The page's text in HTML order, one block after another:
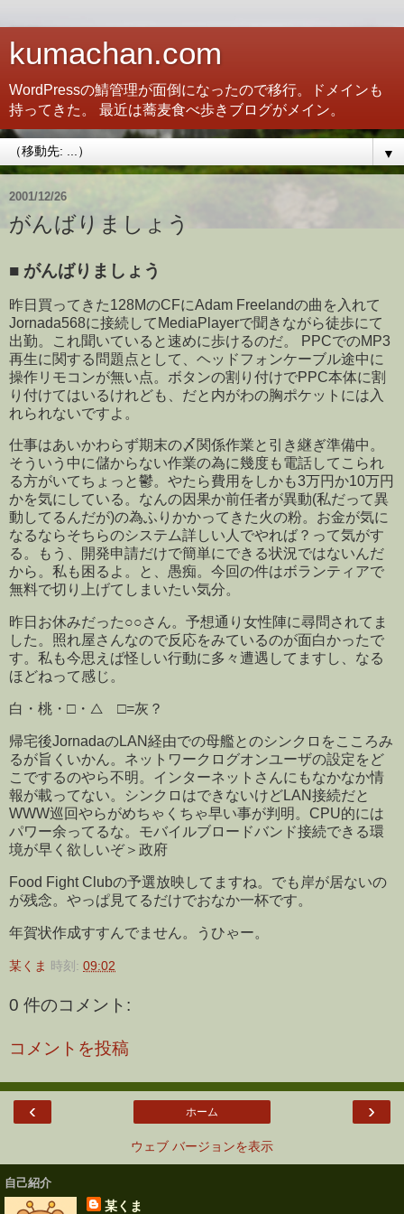
kumachan.com
WordPressの鯖管理が面倒になったので移行。ドメインも
持ってきた。 最近は蕎麦食べ歩きブログがメイン。
▼
2001/12/26
がんばりましょう
■ がんばりましょう
昨日買ってきた128MのCFにAdam Freelandの曲を入れて
Jornada568に接続してMediaPlayerで聞きながら徒歩にて
出勤。これ聞いていると速めに歩けるのだ。 PPCでのMP3
再生に関する問題点として、ヘッドフォンケーブル途中に
操作リモコンが無い点。ボタンの割り付けでPPC本体に割
り付けてはいるけれども、だと内がわの胸ポケットには入
れられないですよ。
仕事はあいかわらず期末の〆関係作業と引き継ぎ準備中。
そういう中に儲からない作業の為に幾度も電話してこられ
る方がいてちょっと鬱。やたら費用をしかも3万円か10万円
かを気にしている。なんの因果か前任者が異動(私だって異
動してるんだが)の為ふりかかってきた火の粉。お金が気に
なるならそちらのシステム詳しい人でやれば？って気がす
る。もう、開発申請だけで簡単にできる状況ではないんだ
から。私も困るよ。と、愚痴。今回の件はボランティアで
無料で切り上げてしまいたい気分。
昨日お休みだった○○さん。予想通り女性陣に尋問されてま
した。照れ屋さんなので反応をみているのが面白かったで
す。私も今思えば怪しい行動に多々遭遇してますし、なる
ほどねって感じ。
白・桃・□・△ □=灰？
帰宅後JornadaのLAN経由での母艦とのシンクロをこころみ
るが旨くいかん。ネットワークログオンユーザの設定をど
こでするのやら不明。インターネットさんにもなかなか情
報が載ってない。シンクロはできないけどLAN接続だと
WWW巡回やらがめちゃくちゃ早い事が判明。CPU的には
パワー余ってるな。モバイルブロードバンド接続できる環
境が早く欲しいぞ＞政府
Food Fight Clubの予選放映してますね。でも岸が居ないの
が残念。やっぱ見てるだけでおなか一杯です。
年賀状作成すすんでません。うひゃー。
某くま 時刻: 09:02
0 件のコメント:
コメントを投稿
‹ ›
ホーム
ウェブ バージョンを表示
自己紹介
某くま